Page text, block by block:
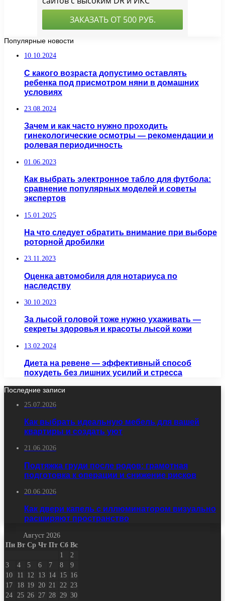
Популярные новости
10.10.2024
С какого возраста допустимо оставлять
ребенка под присмотром няни в домашних
условиях
23.08.2024
Зачем и как часто нужно проходить
гинекологические осмотры — рекомендации и
ролевая периодичность
01.06.2023
Как выбрать электронное табло для футбола:
сравнение популярных моделей и советы
экспертов
15.01.2025
На что следует обратить внимание при выборе
роторной дробилки
23.11.2023
Оценка автомобиля для нотариуса по
наследству
30.10.2023
За лысой головой тоже нужно ухаживать —
секреты здоровья и красоты лысой кожи
13.02.2024
Диета на ревене — эффективный способ
похудеть без лишних усилий и стресса
Последние записи
25.07.2026
Как выбрать идеальную мебель для вашей
квартиры и создать уют
21.06.2026
Подтяжка груди после родов: грамотная
подготовка к операции и снижение рисков
20.06.2026
Как двери капель с иллюминатором визуально
расширяют пространство
Август 2026
Пн Вт Ср Чт Пт Сб Вс
1
2
3
4 5 6 7 8
9
10
11 12 13 14 15 16
17
18 19 20 21 22 23
24
25 26 27 28 29 30